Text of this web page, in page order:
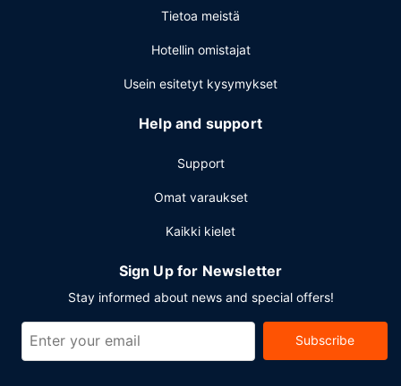
Tietoa meistä
Hotellin omistajat
Usein esitetyt kysymykset
Help and support
Support
Omat varaukset
Kaikki kielet
Sign Up for Newsletter
Stay informed about news and special offers!
Subscribe